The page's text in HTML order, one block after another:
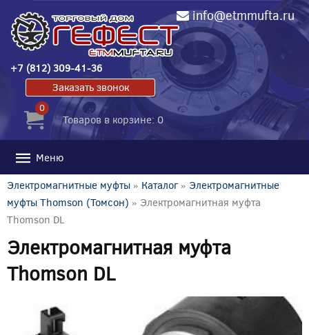
info@etmmufta.ru
+7 (812) 309-41-36
Заказать звонок
0
Товаров в корзине: 0
Меню
Электромагнитные муфты » Каталог» Электромагнитные
муфты Thomson (Томсон) » Электромагнитная муфта
Thomson DL
Электромагнитная муфта
Thomson DL